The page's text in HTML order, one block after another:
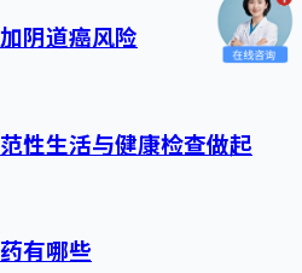
阴道癌风险
性生活与健康检查做起
有哪些